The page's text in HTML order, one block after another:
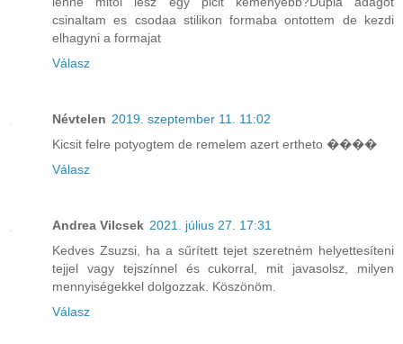
csinaltam es csodaa stilikon formaba ontottem de kezdi
elhagyni a formajat
Válasz
Névtelen 2019. szeptember 11. 11:02
Kicsit felre potyogtem de remelem azert ertheto ����
Válasz
Andrea Vilcsek 2021. július 27. 17:31
Kedves Zsuzsi, ha a sűrített tejet szeretném helyettesíteni
tejjel vagy tejszínnel és cukorral, mit javasolsz, milyen
mennyiségekkel dolgozzak. Köszönöm.
Válasz